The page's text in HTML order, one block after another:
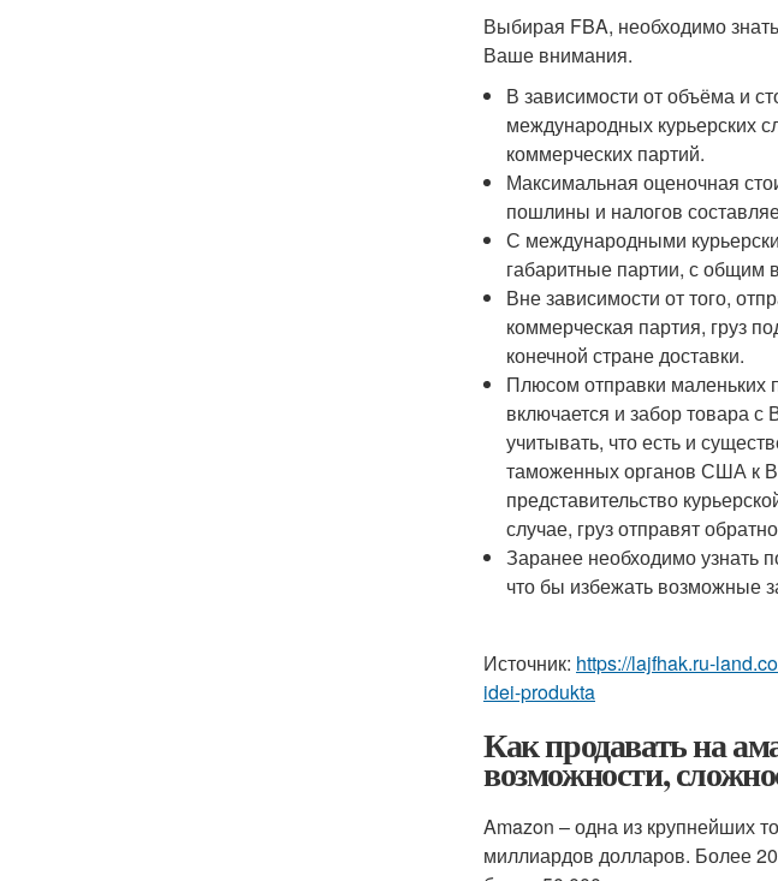
Выбирая FBA, необходимо
Ваше внимания.
В зависимости от объёма и
международных курьерских
коммерческих партий.
Максимальная оценочная
пошлины и налогов
С международными
габаритные партии, с общим
Вне зависимости от того,
коммерческая партия, груз
конечной стране доставки.
Плюсом отправки маленьких
включается и забор товара с
учитывать, что есть и
таможенных органов США к
представительство
случае, груз отправят
Заранее необходимо узнать
что бы избежать возможные
Источник: https://lajfhak.ru-
idei-produkta
Как продавать на
возможности,
Amazon – одна из крупнейших
миллиардов долларов. Более